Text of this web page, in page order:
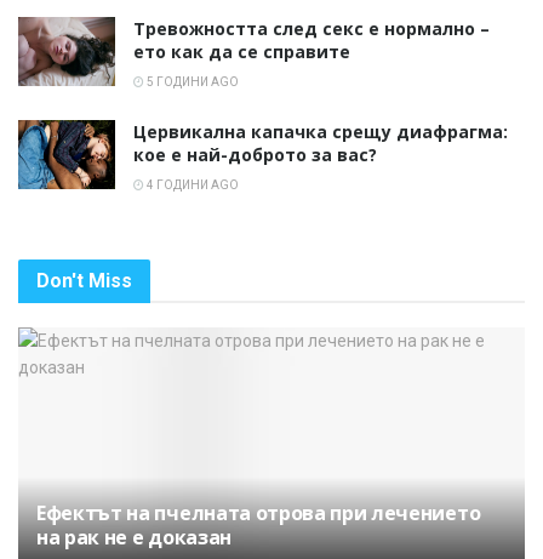
Тревожността след секс е нормално –
ето как да се справите
5 ГОДИНИ AGO
Цервикална капачка срещу диафрагма:
кое е най-доброто за вас?
4 ГОДИНИ AGO
Don't Miss
Ефектът на пчелната отрова при лечението
на рак не е доказан